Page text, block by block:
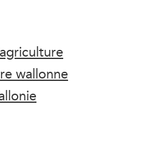
wallonne